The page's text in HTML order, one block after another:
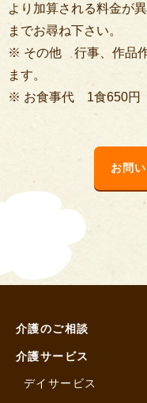
より加算される料金が
までお尋ね下さい。
※ その他 行事、作品作
ます。
※ お食事代 1食650円
お問
介護のご相談
介護サービス
デイサービス